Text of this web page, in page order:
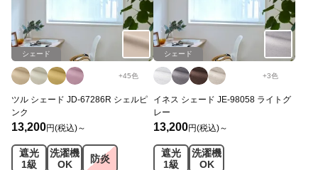
シェード
+45色
ツル シェード JD-67286R シェルピ
ンク
13,200円(税込)～
遮光
1級
洗濯機
OK
防炎
シェード
+3色
イネス シェード JE-98058 ライトグ
レー
13,200円(税込)～
遮光
1級
洗濯機
OK